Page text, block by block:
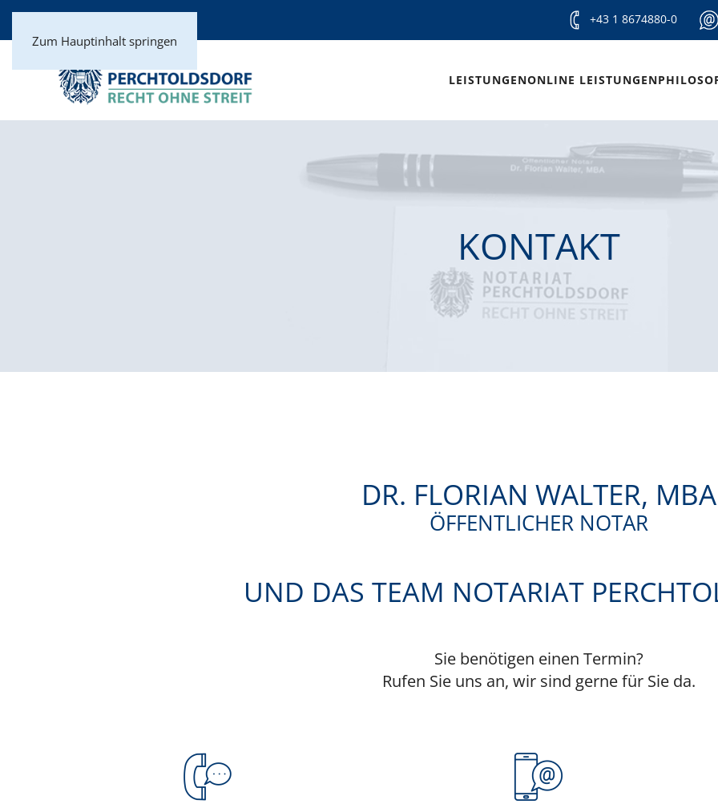
Zum Hauptinhalt springen
+43 1 8674880-0
LEISTUNGENONLINE LEISTUNGEN
KONTAKT
DR. FLORIAN WALTER, MBA
ÖFFENTLICHER NOTAR
UND DAS TEAM NOTARIAT
Sie benötigen einen Termin?
Rufen Sie uns an, wir sind gerne für Sie da.